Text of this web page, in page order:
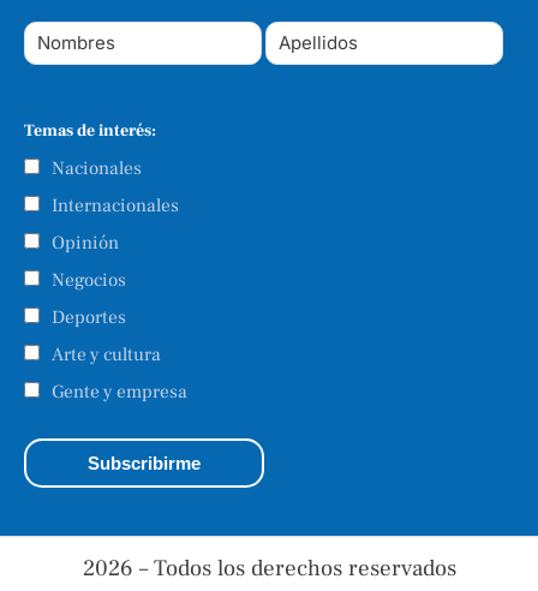
Temas de interés:
Nacionales
Internacionales
Opinión
Negocios
Deportes
Arte y cultura
Gente y empresa
2026 – Todos los derechos reservados